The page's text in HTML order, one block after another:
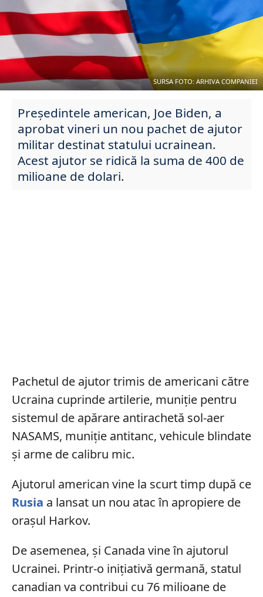
SURSA FOTO: ARHIVA COMPANIEI
Președintele american, Joe Biden, a
aprobat vineri un nou pachet de ajutor
militar destinat statului ucrainean.
Acest ajutor se ridică la suma de 400 de
milioane de dolari.
Pachetul de ajutor trimis de americani către
Ucraina cuprinde artilerie, muniție pentru
sistemul de apărare antirachetă sol-aer
NASAMS, muniție antitanc, vehicule blindate
și arme de calibru mic.
Ajutorul american vine la scurt timp după ce
Rusia a lansat un nou atac în apropiere de
orașul Harkov.
De asemenea, și Canada vine în ajutorul
Ucrainei. Printr-o inițiativă germană, statul
canadian va contribui cu 76 milioane de